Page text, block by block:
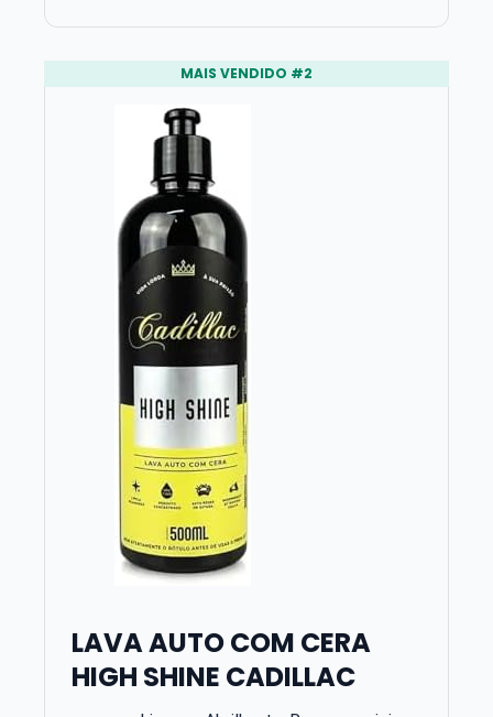
MAIS VENDIDO #2
LAVA AUTO COM CERA
HIGH SHINE CADILLAC